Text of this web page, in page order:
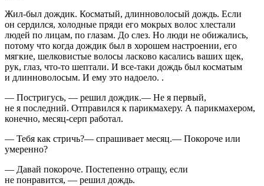
Жил-был дождик. Косматый, длинноволосый дождь. Если
он сердился, холодные пряди его мокрых волос хлестали
людей по лицам, по глазам. До слез. Но люди не обижались,
потому что когда дождик был в хорошем настроении, его
мягкие, шелковистые волосы ласково касались ваших щек,
рук, глаз, что-то шептали. И все-таки дождь был косматым
и длинноволосым. И ему это надоело. .
— Постригусь, — решил дождик.— Не я первый,
не я последний. Отправился к парикмахеру. А парикмахером,
конечно, месяц-серп работал.
— Тебя как стричь?— спрашивает месяц.— Покороче или
умеренно?
— Давай покороче. Постепенно отращу, если
не понравится, — решил дождь.